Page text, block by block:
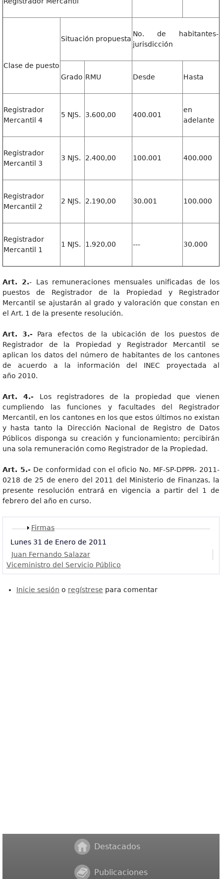
Clase de puesto
Situación propuesta
No. de habitantes-
jurisdicción
Grado RMU Desde Hasta
Registrador
Mercantil 4
5 NJS. 3.600,00 400.001
en
adelante
Registrador
Mercantil 3
3 NJS. 2.400,00 100.001 400.000
Registrador
Mercantil 2
2 NJS. 2.190,00 30.001 100.000
Registrador
Mercantil 1
1 NJS. 1.920,00 --- 30.000
Art. 2.- Las remuneraciones mensuales unificadas de los
puestos de Registrador de la Propiedad y Registrador
Mercantil se ajustarán al grado y valoración que constan en
el Art. 1 de la presente resolución.
Art. 3.- Para efectos de la ubicación de los puestos de
Registrador de la Propiedad y Registrador Mercantil se
aplican los datos del número de habitantes de los cantones
de acuerdo a la información del INEC proyectada al
año 2010.
Art. 4.- Los registradores de la propiedad que vienen
cumpliendo las funciones y facultades del Registrador
Mercantil, en los cantones en los que estos últimos no existan
y hasta tanto la Dirección Nacional de Registro de Datos
Públicos disponga su creación y funcionamiento; percibirán
una sola remuneración como Registrador de la Propiedad.
Art. 5.- De conformidad con el oficio No. MF-SP-DPPR- 2011-
0218 de 25 de enero del 2011 del Ministerio de Finanzas, la
presente resolución entrará en vigencia a partir del 1 de
febrero del año en curso.
Mostrar
Firmas
Lunes 31 de Enero de 2011
Juan Fernando Salazar
Viceministro del Servicio Público
Inicie sesión o regístrese para comentar
Destacados
Publicaciones